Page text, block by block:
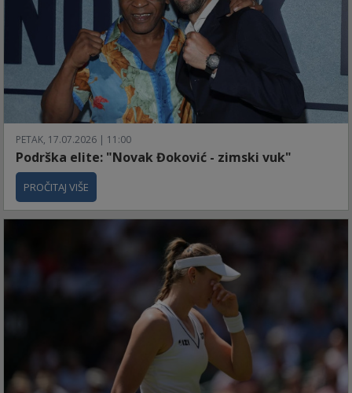
PETAK, 17.07.2026 | 11:00
Podrška elite: "Novak Đoković - zimski vuk"
PROČITAJ VIŠE